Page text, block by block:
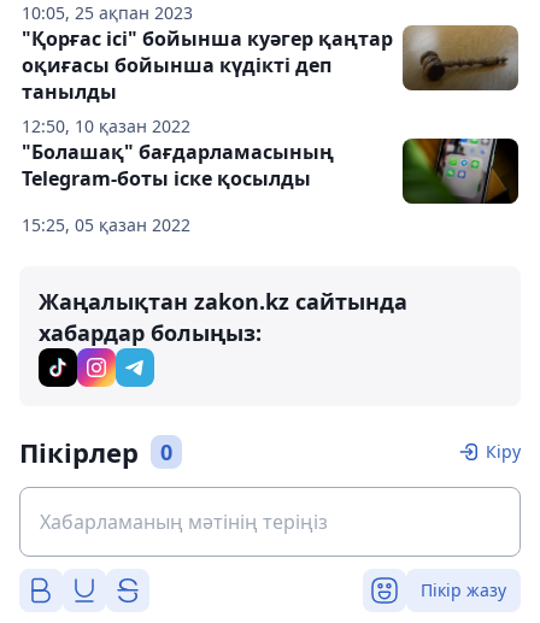
10:05, 25 ақпан 2023
12:50, 10 қазан 2022
"Қорғас ісі" бойынша куәгер қаңтар
оқиғасы бойынша күдікті деп
танылды
15:25, 05 қазан 2022
"Болашақ" бағдарламасының
Telegram-боты іске қосылды
Жаңалықтан zakon.kz сайтында
хабардар болыңыз:
Пікірлер 0 Кіру
Пікір жазу